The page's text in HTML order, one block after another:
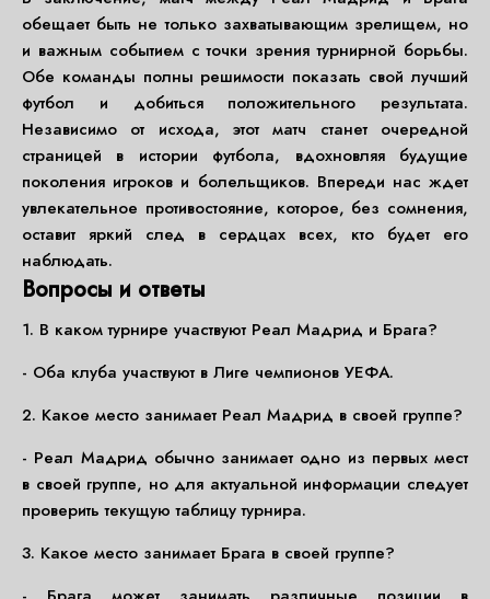
обещает быть не только захватывающим зрелищем, но
и важным событием с точки зрения турнирной борьбы.
Обе команды полны решимости показать свой лучший
футбол и добиться положительного результата.
Независимо от исхода, этот матч станет очередной
страницей в истории футбола, вдохновляя будущие
поколения игроков и болельщиков. Впереди нас ждет
увлекательное противостояние, которое, без сомнения,
оставит яркий след в сердцах всех, кто будет его
наблюдать.
Вопросы и ответы
1. В каком турнире участвуют Реал Мадрид и Брага?
- Оба клуба участвуют в Лиге чемпионов УЕФА.
2. Какое место занимает Реал Мадрид в своей группе?
- Реал Мадрид обычно занимает одно из первых мест
в своей группе, но для актуальной информации следует
проверить текущую таблицу турнира.
3. Какое место занимает Брага в своей группе?